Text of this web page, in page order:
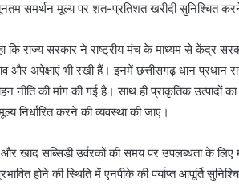
समर्थन मूल्य पर शत-प्रतिशत खरीदी सुनिश्चित करने
कि राज्य सरकार ने राष्ट्रीय मंच के माध्यम से केंद्र
और अपेक्षाएं भी रखी हैं। इनमें छत्तीसगढ़ धान प्रधान
नीति की मांग की गई है। साथ ही प्राकृतिक उत्पादों
निर्धारित करने की व्यवस्था की जाए।
खाद सब्सिडी उर्वरकों की समय पर उपलब्धता के लिए
होने की स्थिति में एनपीके की पर्याप्त आपूर्ति